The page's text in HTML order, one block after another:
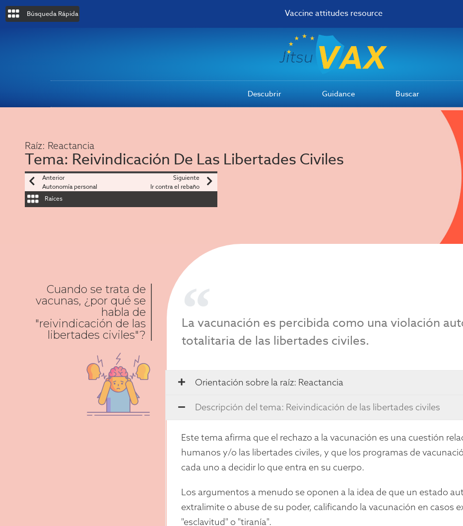
Búsqueda Rápida Vaccine attitudes resource
Descubrir Guidance Buscar
Raíz: Reactancia
Tema: Reivindicación De Las Libertades Civiles
Anterior
Autonomía personal
Siguiente
Ir contra el rebaño
Raíces
Cuando se trata de
vacunas, ¿por qué se
habla de
"reivindicación de las
libertades civiles"?
La vacunación es percibida como una violación
totalitaria de las libertades civiles.
Orientación sobre la raíz: Reactancia
Descripción del tema: Reivindicación de las libertades civiles
Este tema afirma que el rechazo a la vacunación es una cuestión
humanos y/o las libertades civiles, y que los programas de
cada uno a decidir lo que entra en su cuerpo.
Los argumentos a menudo se oponen a la idea de que un estado
extralimite o abuse de su poder, calificando la vacunación en casos
"esclavitud" o "tiranía".